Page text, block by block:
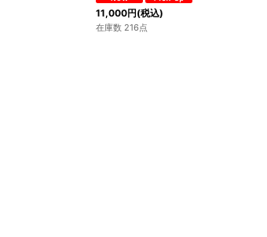
11,000円(税込)
在庫数 216点